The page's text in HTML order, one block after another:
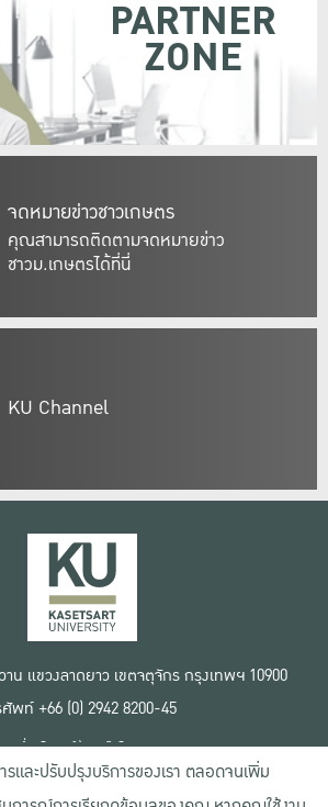
จดหมายข่าวชาวเกษตร
คุณสามารถติดตามจดหมายข่าว
ชาวม.เกษตรได้ที่นี่
PARTNER
ZONE
KU Channel
น แขวงลาดยาว เขตจตุจักร กรุงเทพฯ 10900
ศัพท์ +66 (0) 2942 8200-45
เงื่อนไขการใช้งานเว็บไซต์
ข้อตกลงด้านสิทธิ์ใช้งาน
นโยบายความเป็นส่วนตัว
รและปรับปรุงบริการของเรา ตลอดจนเพิ่ม